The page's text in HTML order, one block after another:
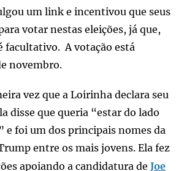
um link e incentivou que seus
votar nestas eleições, já que,
facultativo. A votação está
novembro.
vez que a Loirinha declara seu
disse que queria “estar do lado
e foi um dos principais nomes da
entre os mais jovens. Ela fez
apoiando a candidatura de Joe